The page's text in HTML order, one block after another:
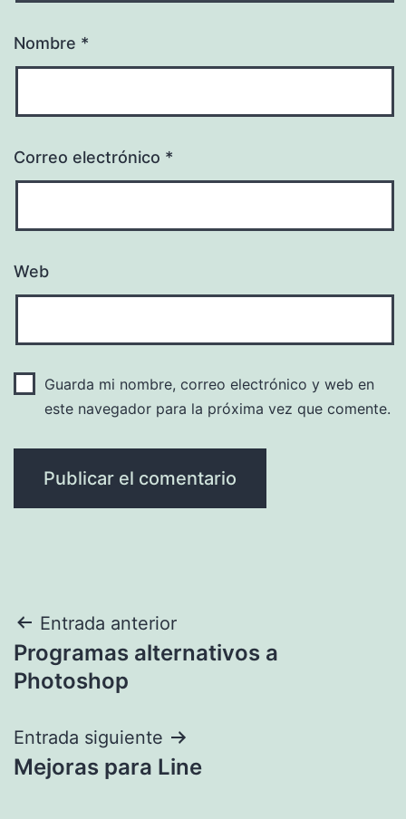
Nombre *
Correo electrónico *
Web
Guarda mi nombre, correo electrónico y web en
este navegador para la próxima vez que comente.
Navegación
de
Entrada anterior
Programas alternativos a
Photoshop
Entrada siguiente
Mejoras para Line